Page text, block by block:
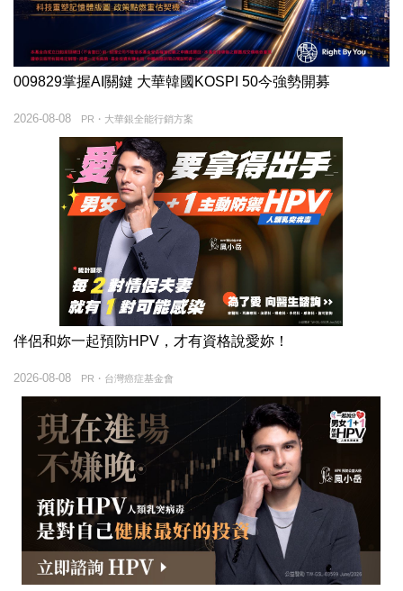
009829掌握AI關鍵 大華韓國KOSPI 50今強勢開募
PR・大華銀全能行銷方案
2026-08-08
伴侶和妳一起預防HPV，才有資格說愛妳！
PR・台灣癌症基金會
2026-08-08